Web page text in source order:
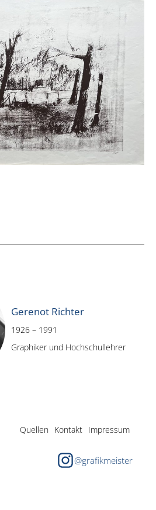
Gerenot Richter
1926 – 1991
Graphiker und Hochschullehrer
Quellen Kontakt Impressum
@grafikmeister